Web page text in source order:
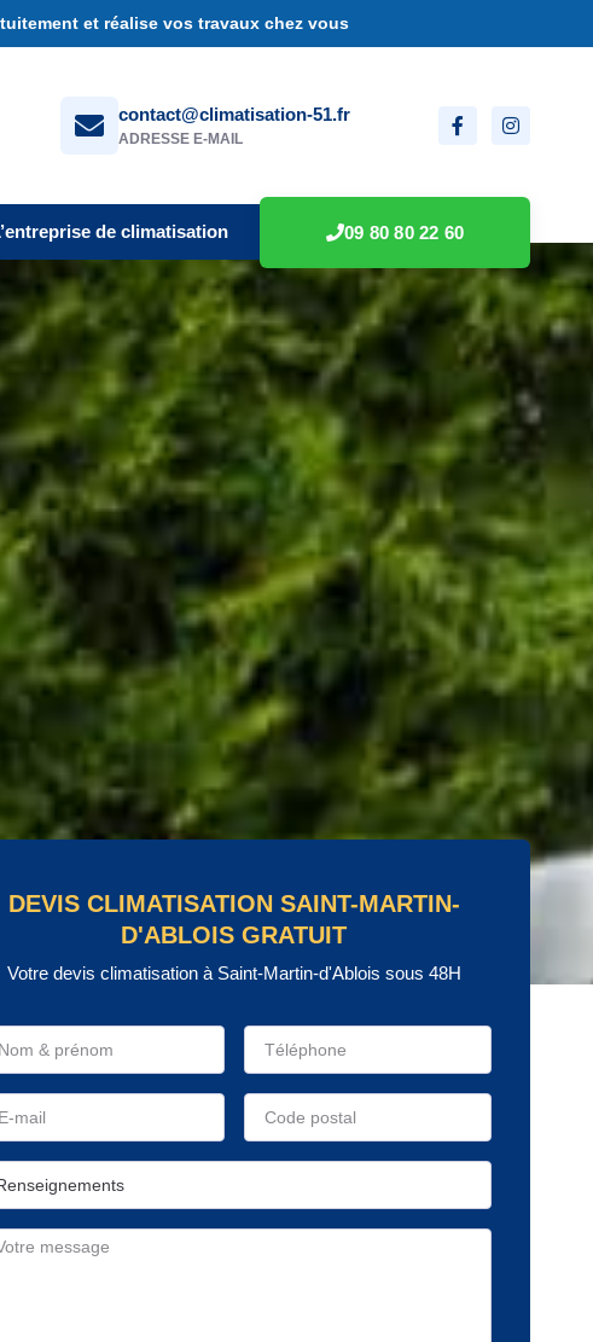
et réalise vos travaux chez vous
contact@climatisation-51.fr
ADRESSE E-MAIL
de climatisation 09 80 80 22 60
DEVIS CLIMATISATION SAINT-MARTIN-
D'ABLOIS GRATUIT
Votre devis climatisation à Saint-Martin-d'Ablois sous 48H